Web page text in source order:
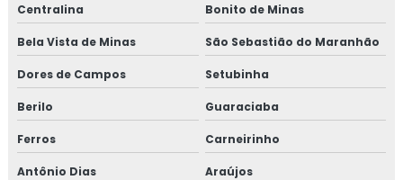
Centralina Bonito de Minas
Bela Vista de Minas São Sebastião do Maranhão
Dores de Campos Setubinha
Berilo Guaraciaba
Ferros Carneirinho
Antônio Dias Araújos